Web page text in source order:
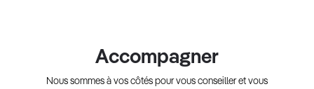
Accompagner
Nous sommes à vos côtés pour vous conseiller et vous